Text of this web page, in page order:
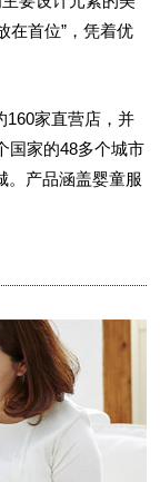
在首位”，凭着优
160家直营店，并
国家的48多个城市
。产品涵盖婴童服